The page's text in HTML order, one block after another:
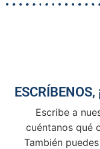
ESCRÍBENOS,
Escribe a
cuéntanos qué
También